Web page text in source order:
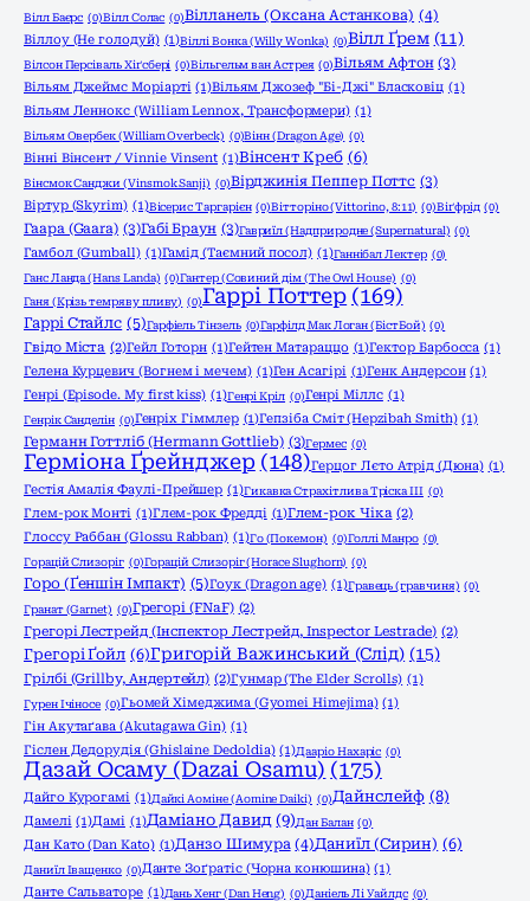
Вілл Баєрс (0)Вілл Солас (0)Вілланель (Оксана Астанкова) (4)
Віллоу (Не голодуй) (1)Віллі Вонка (Willy Wonka) (0)Вілл Ґрем (11)
Вілсон Персіваль Хіґсбері (0)Вільгельм ван Астрея (0)Вільям Афтон (3)
Вільям Джеймс Моріарті (1)Вільям Джозеф "Бі-Джі" Бласковіц (1)
Вільям Леннокс (William Lennox, Трансформери) (1)
Вільям Овербек (William Overbeck) (0)Вінн (Dragon Age) (0)
Вінні Вінсент / Vinnie Vinsent (1)Вінсент Креб (6)
Вінсмок Санджи (Vinsmok Sanji) (0)Вірджинія Пеппер Поттс (3)
Віртур (Skyrim) (1)Вісерис Таргарієн (0)Вітторіно (Vittorino, 8:11) (0)Віґфрід (0)
Гаара (Gaara) (3)Габі Браун (3)Гавриїл (Надприродне (Supernatural) (0)
Гамбол (Gumball) (1)Гамід (Таємний посол) (1)Ганнібал Лектер (0)
Ганс Ланда (Hans Landa) (0)Гантер (Совиний дім (The Owl House) (0)
Ганя (Крізь темряву пливу) (0)Гаррі Поттер (169)
Гаррі Стайлс (5)Гарфіель Тінзель (0)Гарфілд Мак Логан (БістБой) (0)
Гвідо Міста (2)Гейл Готорн (1)Гейтен Матараццо (1)Гектор Барбосса (1)
Гелена Курцевич (Вогнем і мечем) (1)Ген Асагірі (1)Генк Андерсон (1)
Генрі (Episode. My first kiss) (1)Генрі Кріл (0)Генрі Міллс (1)
Генрік Санделін (0)Генріх Гіммлер (1)Гепзіба Сміт (Hepzibah Smith) (1)
Германн Готтліб (Hermann Gottlieb) (3)Гермес (0)
Герміона Ґрейнджер (148)Герцог Лєто Атрід (Дюна) (1)
Гестія Амалія Фаулі-Прейшер (1)Гикавка Страхітлива Тріска ІІІ (0)
Глем-рок Монті (1)Глем-рок Фредді (1)Глем-рок Чіка (2)
Глоссу Раббан (Glossu Rabban) (1)Го (Покемон) (0)Голлі Манро (0)
Горацій Слизоріг (0)Горацій Слизоріг (Horace Slughorn) (0)
Горо (Ґеншін Імпакт) (5)Гоук (Dragon age) (1)Гравець (гравчиня) (0)
Гранат (Garnet) (0)Грегорі (FNaF) (2)
Грегорі Лестрейд (Інспектор Лестрейд, Inspector Lestrade) (2)
Грегорі Ґойл (6)Григорій Важинський (Слід) (15)
Грілбі (Grillby, Андертейл) (2)Гунмар (The Elder Scrolls) (1)
Гурен Ічіносе (0)Гьомей Хімеджима (Gyomei Himejima) (1)
Гін Акутаґава (Akutagawa Gin) (1)
Гіслен Дедорудія (Ghislaine Dedoldia) (1)Дааріо Нахаріс (0)
Дазай Осаму (Dazai Osamu) (175)
Дайго Курогамі (1)Дайкі Аоміне (Aomine Daiki) (0)Дайнслейф (8)
Дамелі (1)Дамі (1)Даміано Давид (9)Дан Балан (0)
Дан Като (Dan Katо) (1)Данзо Шимура (4)Даниїл (Сирин) (6)
Даниїл Іващенко (0)Данте Зоґратіс (Чорна конюшина) (1)
Данте Сальваторе (1)Дань Хенг (Dan Heng) (0)Даніель Лі Уайлдс (0)